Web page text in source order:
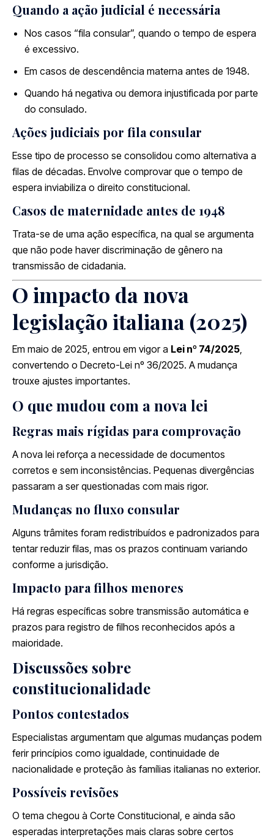
Quando a ação judicial é necessária
Nos casos “fila consular”, quando o tempo de espera
é excessivo.
Em casos de descendência materna antes de 1948.
Quando há negativa ou demora injustificada por parte
do consulado.
Ações judiciais por fila consular
Esse tipo de processo se consolidou como alternativa a
filas de décadas. Envolve comprovar que o tempo de
espera inviabiliza o direito constitucional.
Casos de maternidade antes de 1948
Trata-se de uma ação específica, na qual se argumenta
que não pode haver discriminação de gênero na
transmissão de cidadania.
O impacto da nova
legislação italiana (2025)
Em maio de 2025, entrou em vigor a Lei nº 74/2025
convertendo o Decreto-Lei nº 36/2025. A mudança
trouxe ajustes importantes.
O que mudou com a nova lei
Regras mais rígidas para comprovação
A nova lei reforça a necessidade de documentos
corretos e sem inconsistências. Pequenas divergências
passaram a ser questionadas com mais rigor.
Mudanças no fluxo consular
Alguns trâmites foram redistribuídos e padronizados para
tentar reduzir filas, mas os prazos continuam variando
conforme a jurisdição.
Impacto para filhos menores
Há regras específicas sobre transmissão automática e
prazos para registro de filhos reconhecidos após a
maioridade.
Discussões sobre
constitucionalidade
Pontos contestados
Especialistas argumentam que algumas mudanças podem
ferir princípios como igualdade, continuidade de
nacionalidade e proteção às famílias italianas no exterior.
Possíveis revisões
O tema chegou à Corte Constitucional, e ainda são
esperadas interpretações mais claras sobre certos